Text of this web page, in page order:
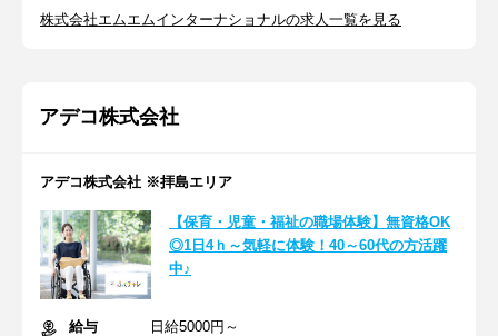
株式会社エムエムインターナショナルの求人一覧を見る
アデコ株式会社
アデコ株式会社 ※拝島エリア
【保育・児童・福祉の職場体験】無資格OK
◎1日4ｈ～気軽に体験！40～60代の方活躍
中♪
給与
日給5000円～